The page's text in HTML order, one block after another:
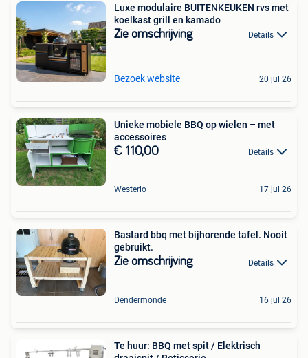
Luxe modulaire BUITENKEUKEN rvs met
koelkast grill en kamado
Zie omschrijving Details
Bezoek website 20 jul 26
Unieke mobiele BBQ op wielen – met
accessoires
€ 110,00 Details
Westerlo 17 jul 26
Bastard bbq met bijhorende tafel. Nooit
gebruikt.
Zie omschrijving Details
Dendermonde 16 jul 26
Te huur: BBQ met spit / Elektrisch